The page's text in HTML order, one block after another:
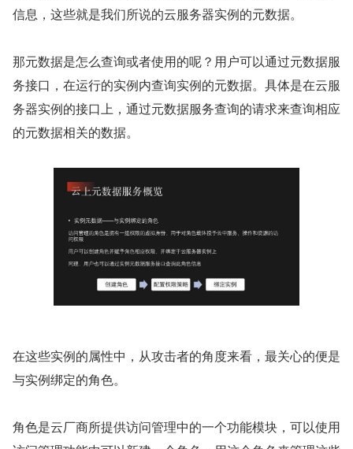
信息，这些就是我们所说的云服务器实例的元数据。
那元数据是怎么查询或者使用的呢？用户可以通过元数据服
务接口，在运行的实例内查询实例的元数据。具体是在云服
务器实例的接口上，通过元数据服务查询的请求来查询相应
的元数据相关的数据。
在这些实例的属性中，从攻击者的角度来看，最关心的便是
与实例绑定的角色。
角色是云厂商所提供访问管理中的一个功能模块，可以使用